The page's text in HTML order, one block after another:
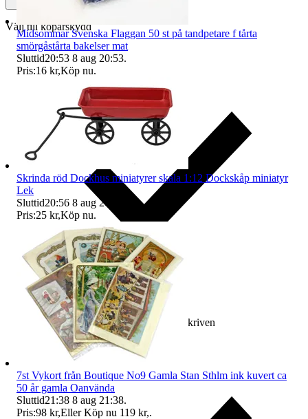
Välj till köparskydd
Ersättning om varan inte är som beskriven
Midsommar Svenska Flaggan 50 st på tandpetare f tårta
smörgåstårta bakelser mat
Sluttid20:53 8 aug 20:53.
Pris:16 kr,Köp nu.
Skrinda röd Dockhus miniatyrer skala 1:12 Dockskåp miniatyr
Lek
Sluttid20:56 8 aug 20:56
Pris:25 kr,Köp nu.
7st Vykort från Boutique No9 Gamla Stan Sthlm ink kuvert ca
50 år gamla Oanvända
Sluttid21:38 8 aug 21:38.
Pris:98 kr,Eller Köp nu 119 kr,.